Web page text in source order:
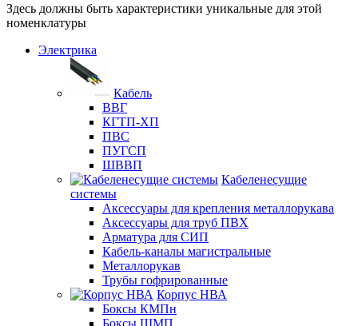
Здесь должны быть характеристики уникальные для этой
номенклатуры
Электрика
Кабель
ВВГ
КГТП-ХП
ПВС
ПУГСП
ШВВП
Кабеленесущие
системы
Аксессуары для крепления металлорукава
Аксессуары для труб ПВХ
Арматура для СИП
Кабель-каналы магистральные
Металлорукав
Трубы гофрированные
Корпус НВА
Боксы КМПн
Боксы ЩМП